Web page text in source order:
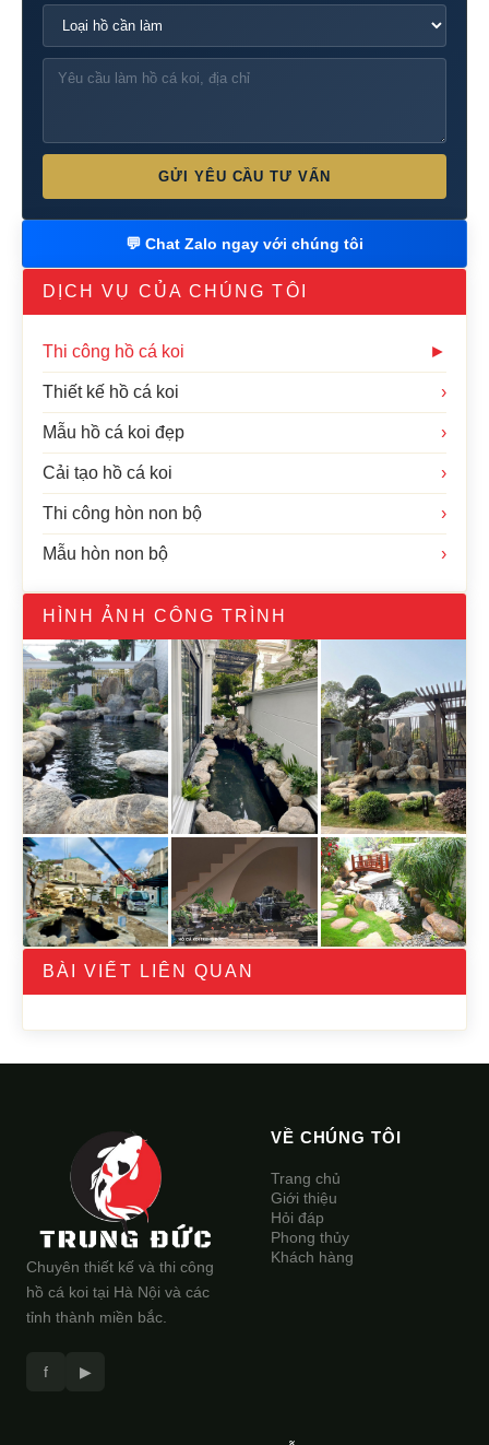
GỬI YÊU CẦU TƯ VẤN
💬 Chat Zalo ngay với chúng tôi
DỊCH VỤ CỦA CHÚNG TÔI
Thi công hồ cá koi ►
Thiết kế hồ cá koi ›
Mẫu hồ cá koi đẹp ›
Cải tạo hồ cá koi ›
Thi công hòn non bộ ›
Mẫu hòn non bộ ›
HÌNH ẢNH CÔNG TRÌNH
BÀI VIẾT LIÊN QUAN
Chuyên thiết kế và thi công
hồ cá koi tại Hà Nội và các
tỉnh thành miền bắc.
f ▶
VỀ CHÚNG TÔI
Trang chủ
Giới thiệu
Hỏi đáp
Phong thủy
Khách hàng